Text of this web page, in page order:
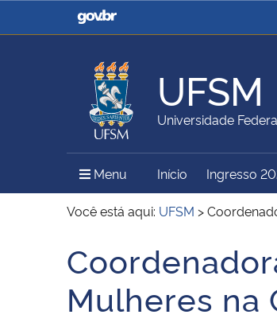
Casa Civil
Ministério da Agricultura,
Pecuária e Abastecimento
Ministério do Meio Ambiente Ministério
Secretaria de Governo
Gabinete
UFSM
Universidade
Menu Menu Principal do Sítio
Início Ingresso
Você está aqui: UFSM >
Início do conteúdo
Mulheres na